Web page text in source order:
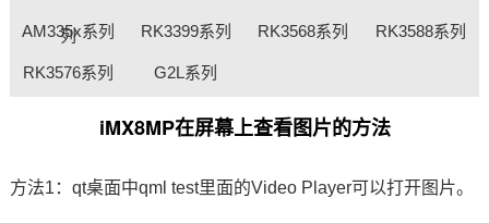
方案定制
列
AM335x系列 RK3399系列 RK3568系列 RK3588系列
RK3576系列 G2L系列
iMX8MP在屏幕上查看图片的方法
方法1：qt桌面中qml test里面的Video Player可以打开图片。